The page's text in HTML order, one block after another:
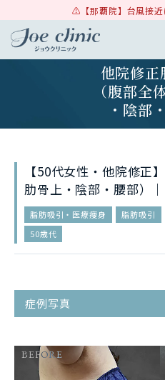
【那覇院】台風接
他院修正
（腹部全
・陰部
【50代女性・他院修正
肋骨上・陰部・腰部）
脂肪吸引・医療痩身 脂肪吸引
50歳代
症例写真
BEFORE